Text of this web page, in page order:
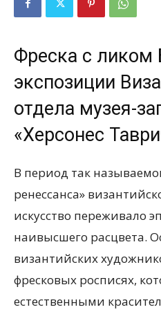
Фреска с ликом
экспозиции
отдела музея-
«Херсонес
В период так
ренессанса»
искусство переживало
наивысшего расцвета.
византийских
фресковых росписях,
естественными